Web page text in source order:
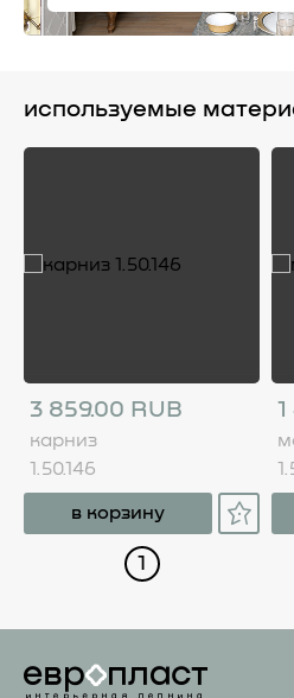
используемые
3 859.00 RUB
карниз
1.50.146
в корзину
1